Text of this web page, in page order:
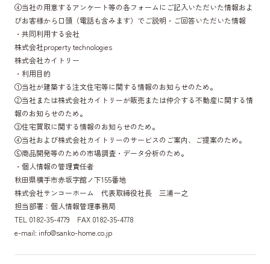
④当社の用意するアンケート等の各フォームにご記入いただいた情報およ
びお客様から口頭（電話も含みます）でご説明・ご回答いただいた情報
・共同利用する会社
株式会社property technologies
株式会社カイトリー
・利用目的
①当社が建築する注文住宅等に関する情報のお知らせのため。
②当社または株式会社カイトリーが販売または仲介する不動産に関する情
報のお知らせのため。
③住宅買取に関する情報のお知らせのため。
④当社および株式会社カイトリーのサービスのご案内、ご提案のため。
⑤商品開発等のための市場調査・データ分析のため。
・個人情報の管理責任者
秋田県横手市赤坂字館ノ下155番地
株式会社サンコーホーム 代表取締役社長 三浦一之
担当部署：個人情報管理事務局
TEL 0182-35-4779 FAX 0182-35-4778
e-mail: info@sanko-home.co.jp